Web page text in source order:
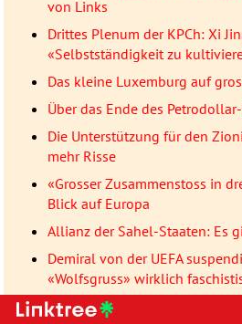
von Links
Drittes Plenum der KPCh: Xi
«Selbstständigkeit zu
Das kleine Luxemburg auf
Über das Ende des
Die Unterstützung für den
mehr Risse
«Grosser Zusammenstoss in
Blick auf Europa
Allianz der Sahel-Staaten: Es
Demiral von der UEFA
«Wolfsgruss» wirklich
Schrecklicher als Abu Ghraib»